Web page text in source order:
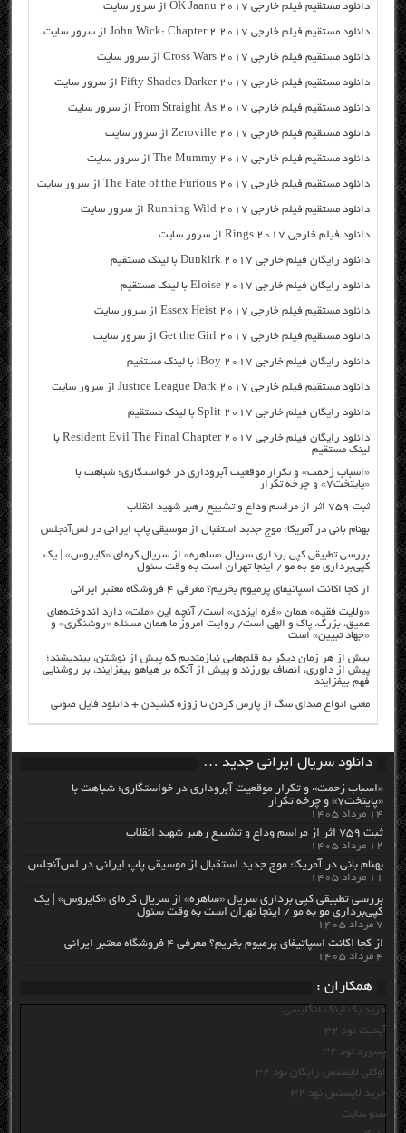
دانلود مستقیم فیلم خارجی OK Jaanu 2017 از سرور سایت
دانلود مستقیم فیلم خارجی John Wick: Chapter 2 2017 از سرور سایت
دانلود مستقیم فیلم خارجی Cross Wars 2017 از سرور سایت
دانلود مستقیم فیلم خارجی Fifty Shades Darker 2017 از سرور سایت
دانلود مستقیم فیلم خارجی From Straight As 2017 از سرور سایت
دانلود مستقیم فیلم خارجی Zeroville 2017 از سرور سایت
دانلود مستقیم فیلم خارجی The Mummy 2017 از سرور سایت
دانلود مستقیم فیلم خارجی The Fate of the Furious 2017 از سرور سایت
دانلود مستقیم فیلم خارجی Running Wild 2017 از سرور سایت
دانلود فیلم خارجی Rings 2017 از سرور سایت
دانلود رایگان فیلم خارجی Dunkirk 2017 با لینک مستقیم
دانلود رایگان فیلم خارجی Eloise 2017 با لینک مستقیم
دانلود مستقیم فیلم خارجی Essex Heist 2017 از سرور سایت
دانلود مستقیم فیلم خارجی Get the Girl 2017 از سرور سایت
دانلود رایگان فیلم خارجی iBoy 2017 با لینک مستقیم
دانلود مستقیم فیلم خارجی Justice League Dark 2017 از سرور سایت
دانلود رایگان فیلم خارجی Split 2017 با لینک مستقیم
دانلود رایگان فیلم خارجی Resident Evil The Final Chapter 2017 با
لینک مستقیم
«اسباب زحمت» و تکرار موقعیت آبروداری در خواستگاری؛ شباهت با
«پایتخت۷» و چرخه تکرار
ثبت ۷۵۹ اثر از مراسم وداع و تشییع رهبر شهید انقلاب
بهنام بانی در آمریکا: موج جدید استقبال از موسیقی پاپ ایرانی در لس‌آنجلس
بررسی تطبیقی کپی برداری سریال «ساهره» از سریال کره‌ای «کایروس» | یک
کپی‌برداری مو به مو / اینجا تهران است به وقت سئول
از کجا اکانت اسپاتیفای پرمیوم بخریم؟ معرفی ۴ فروشگاه معتبر ایرانی
«ولایت فقیه» همان «فره ایزدی» است/ آنچه این «ملت» دارد اندوخته‌های
عمیق، بزرگ، پاک و الهی است/ روایت امروز ما همان مسئله «روشنگری» و
«جهاد تبیین» است
بیش از هر زمان دیگر به قلم‌هایی نیازمندیم که پیش از نوشتن، بیندیشند؛
پیش از داوری، انصاف بورزند و پیش از آنکه بر هیاهو بیفزایند، بر روشنایی
فهم بیفزایند
معنی انواع صدای سگ از پارس کردن تا زوزه کشیدن + دانلود فایل صوتی
دانلود سریال ایرانی جدید …
«اسباب زحمت» و تکرار موقعیت آبروداری در خواستگاری؛ شباهت با
«پایتخت۷» و چرخه تکرار
۱۴ مرداد ۱۴۰۵
ثبت ۷۵۹ اثر از مراسم وداع و تشییع رهبر شهید انقلاب
۱۲ مرداد ۱۴۰۵
بهنام بانی در آمریکا: موج جدید استقبال از موسیقی پاپ ایرانی در لس‌آنجلس
۱۱ مرداد ۱۴۰۵
بررسی تطبیقی کپی برداری سریال «ساهره» از سریال کره‌ای «کایروس» | یک
کپی‌برداری مو به مو / اینجا تهران است به وقت سئول
۷ مرداد ۱۴۰۵
از کجا اکانت اسپاتیفای پرمیوم بخریم؟ معرفی ۴ فروشگاه معتبر ایرانی
۴ مرداد ۱۴۰۵
همکاران :
خرید بک لینک انگلیسی
آپدیت نود 32
پسورد نود 32
اوکلی لایسنس رایگان نود 32
خرید لایسنس نود 32
سئو سایت